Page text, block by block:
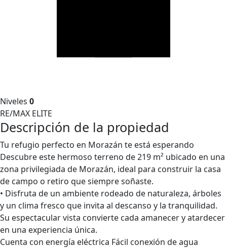
Niveles 0
RE/MAX ELITE
Descripción de la propiedad
Tu refugio perfecto en Morazán te está esperando
Descubre este hermoso terreno de 219 m² ubicado en una
zona privilegiada de Morazán, ideal para construir la casa
de campo o retiro que siempre soñaste.
• Disfruta de un ambiente rodeado de naturaleza, árboles
y un clima fresco que invita al descanso y la tranquilidad.
Su espectacular vista convierte cada amanecer y atardecer
en una experiencia única.
Cuenta con energía eléctrica Fácil conexión de agua